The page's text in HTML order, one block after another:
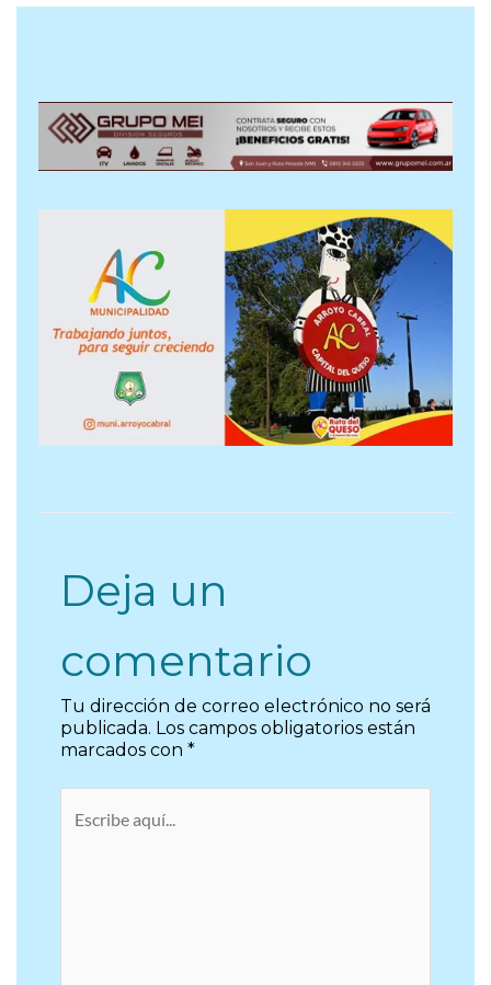
Deja un
comentario
Tu dirección de correo electrónico no será
publicada. Los campos obligatorios están
marcados con *